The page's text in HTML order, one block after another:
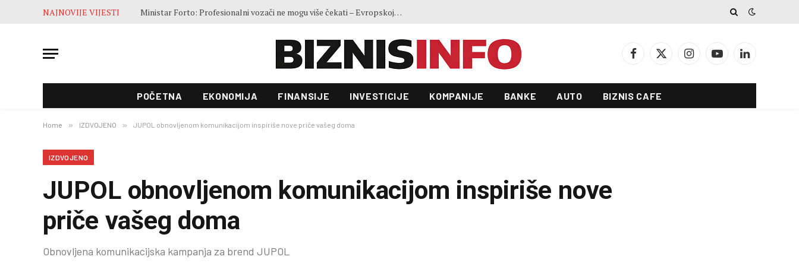
NAJNOVIJE VIJESTI Ministar Forto: Profesionalni vozači ne mogu više čekati – Evropskoj komisiji ponudili smo provodivo rješenje
Facebook
X
InstagramYouTubeLinkedIn
POČETNA EKONOMIJA FINANSIJE INVESTICIJE KOMPANIJE BANKE AUTO BIZNIS CAFE
Home » IZDVOJENO » JUPOL obnovljenom komunikacijom inspiriše nove priče vašeg doma
IZDVOJENO
JUPOL obnovljenom komunikacijom inspiriše nove
priče vašeg doma
Obnovljena komunikacijska kampanja za brend JUPOL